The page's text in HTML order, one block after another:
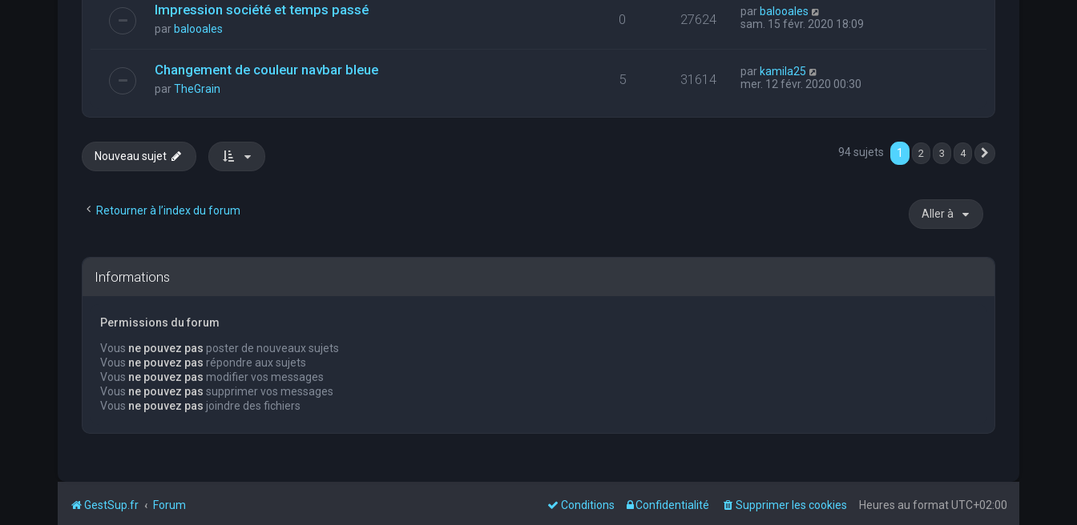
Impression société et temps passé
par balooales
0 27624 par balooales
sam. 15 févr. 2020 18:09
Changement de couleur navbar bleue
parTheGrain
5 31614 par kamila25
mer. 12 févr. 2020 00:30
Nouveau sujet 94 sujets 1 2 3 4
Retourner à l’index du forum Aller à
Informations
Permissions du forum
Vous ne pouvez pas poster de nouveaux sujets
Vous ne pouvez pas répondre aux sujets
Vous ne pouvez pas modifier vos messages
Vous ne pouvez pas supprimer vos messages
Vous ne pouvez pas joindre des fichiers
GestSup.fr Forum Heures au formatUTC+02:00
Supprimer les cookies
Confidentialité
Conditions